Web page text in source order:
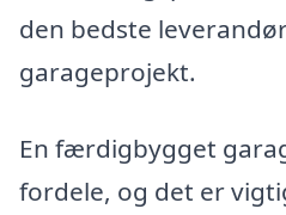
den bedste
garageprojekt.
En færdigbygget
fordele, og det er